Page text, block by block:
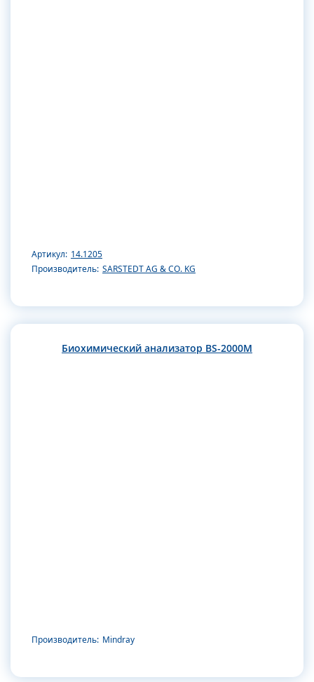
Артикул: 14.1205
Производитель: SARSTEDT AG & CO. KG
Биохимический анализатор BS-2000M
Производитель: Mindray